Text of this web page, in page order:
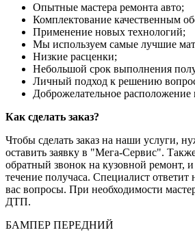
Опытные мастера ремонта авто;
Комплектование качественным
Применение новых технологий;
Мы используем самые лучшие
Низкие расценки;
Небольшой срок выполнения
Личный подход к решению
Доброжелательное расположение
Как сделать заказ?
Чтобы сделать заказ на наши услуги,
оставить заявку в "Мега-Сервис".
обратный звонок на кузовной ремонт,
течение получаса. Специалист
вас вопросы. При необходимости
ДТП.
БАМПЕР ПЕРЕДНИЙ